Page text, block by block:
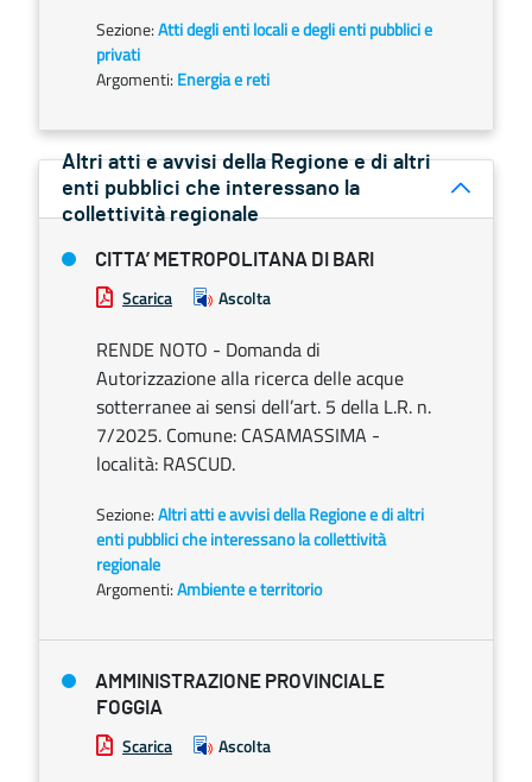
Sezione:Atti degli enti locali e degli enti pubblici e
privati
Argomenti: Energia e reti
Altri atti e avvisi della Regione e di altri
enti pubblici che interessano la
collettività regionale
CITTA’ METROPOLITANA DI BARI
Scarica Ascolta
RENDE NOTO - Domanda di
Autorizzazione alla ricerca delle acque
sotterranee ai sensi dell’art. 5 della L.R. n.
7/2025. Comune: CASAMASSIMA -
località: RASCUD.
Sezione:Altri atti e avvisi della Regione e di altri
enti pubblici che interessano la collettività
regionale
Argomenti:Ambiente e territorio
AMMINISTRAZIONE PROVINCIALE
FOGGIA
Scarica Ascolta